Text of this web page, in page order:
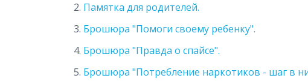
2. Памятка для родителей.
3. Брошюра "Помоги своему ребенку".
4. Брошюра "Правда о спайсе".
5. Брошюра "Потребление наркотиков - шаг в